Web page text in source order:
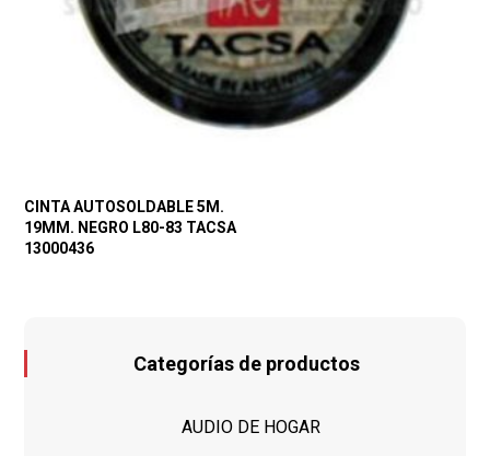
CINTA AUTOSOLDABLE 5M.
19MM. NEGRO L80-83 TACSA
13000436
Categorías de productos
AUDIO DE HOGAR